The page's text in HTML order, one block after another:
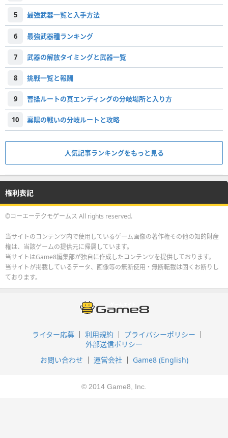
5 最強武器一覧と入手方法
6 最強武器種ランキング
7 武器の解放タイミングと武器一覧
8 挑戦一覧と報酬
9 曹操ルートの真エンディングの分岐場所と入り方
10 襄陽の戦いの分岐ルートと攻略
人気記事ランキングをもっと見る
権利表記
©コーエーテクモゲームス All rights reserved.
当サイトのコンテンツ内で使用しているゲーム画像の著作権その他の知的財産
権は、当該ゲームの提供元に帰属しています。
当サイトはGame8編集部が独自に作成したコンテンツを提供しております。
当サイトが掲載しているデータ、画像等の無断使用・無断転載は固くお断りし
ております。
ライター応募 利用規約
プライバシーポリシー
外部送信ポリシー
お問い合わせ
運営会社 Game8 (English)
© 2014 Game8, Inc.